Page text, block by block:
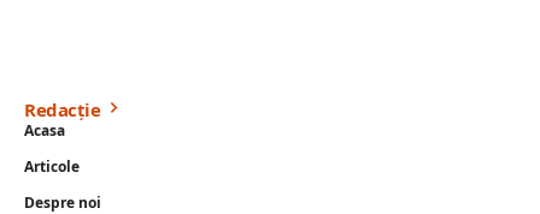
Redacție
Acasa
Articole
Despre noi